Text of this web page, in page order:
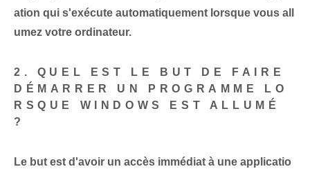
ation qui s'exécute automatiquement lorsque vous all
umez votre ordinateur.
2. QUEL EST LE BUT DE FAIRE
DÉMARRER UN PROGRAMME LO
RSQUE WINDOWS EST ALLUMÉ
?
Le but est d'avoir un accès immédiat à une applicatio